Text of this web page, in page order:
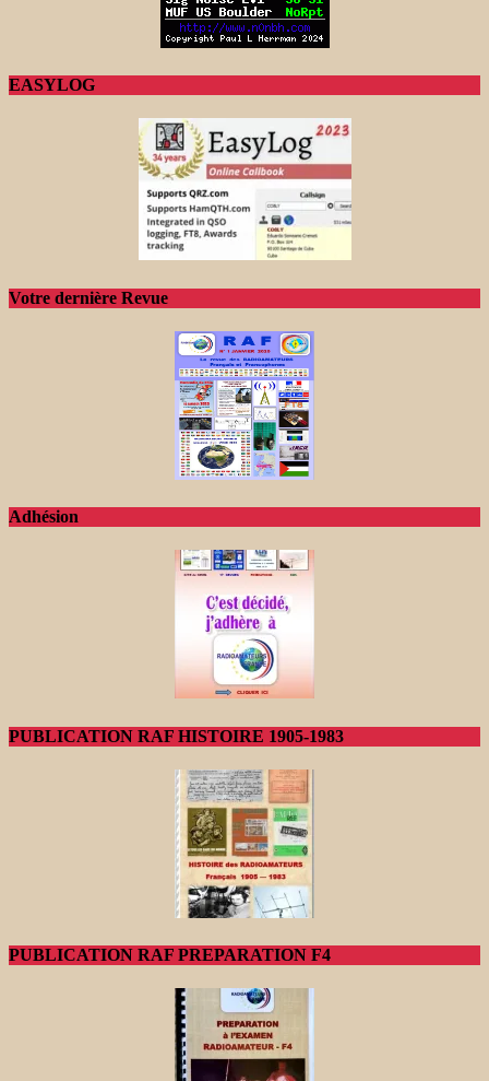
EASYLOG
Votre dernière Revue
Adhésion
PUBLICATION RAF HISTOIRE 1905-1983
PUBLICATION RAF PREPARATION F4